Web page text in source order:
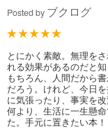
Posted by ブクログ
とにかく素敵。無理を
れる効果があるのだと知
もちろん、人間だから
だろう。けれど、今日
に気張ったり、事実を
何より、生活に一生懸
た。手元に置きたい本！